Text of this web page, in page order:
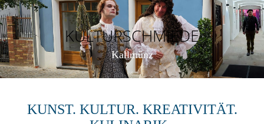
KULTURSCHMIEDE
Kallmünz
KUNST. KULTUR. KREATIVITÄT.